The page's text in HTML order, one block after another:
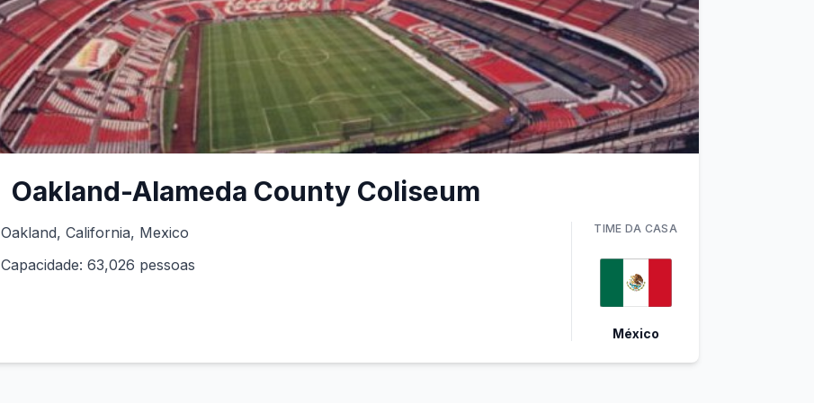
Oakland-Alameda County Coliseum
Oakland, California, Mexico
Capacidade: 63,026 pessoas
TIME DA CASA
México